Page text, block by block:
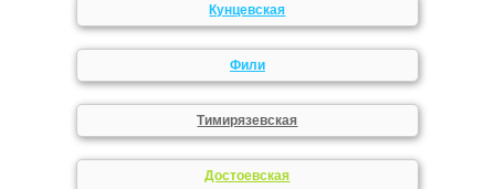
Кунцевская
Фили
Тимирязевская
Достоевская